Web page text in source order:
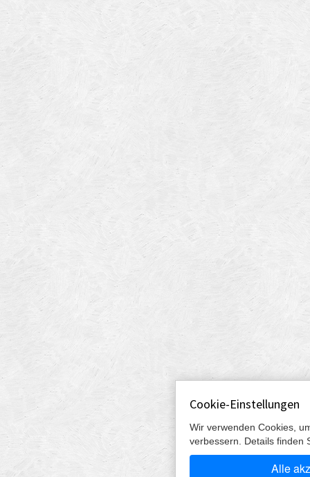
Cookie-Einstellungen
Wir verwenden Cookies,
verbessern. Details finden
Alle